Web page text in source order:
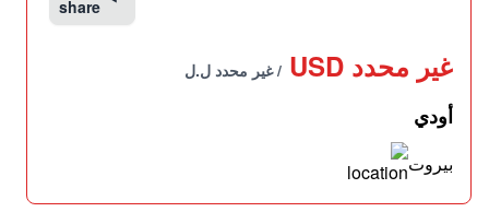
غير محدد USD / غير محدد ل.ل
أودي
بيروت